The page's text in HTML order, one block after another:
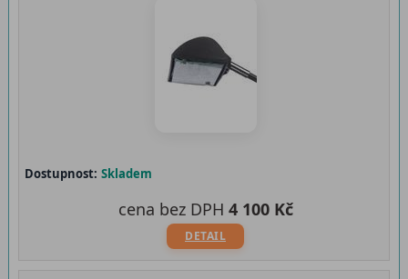
Dostupnost: Skladem
DETAIL
cena bez DPH 4 100 Kč